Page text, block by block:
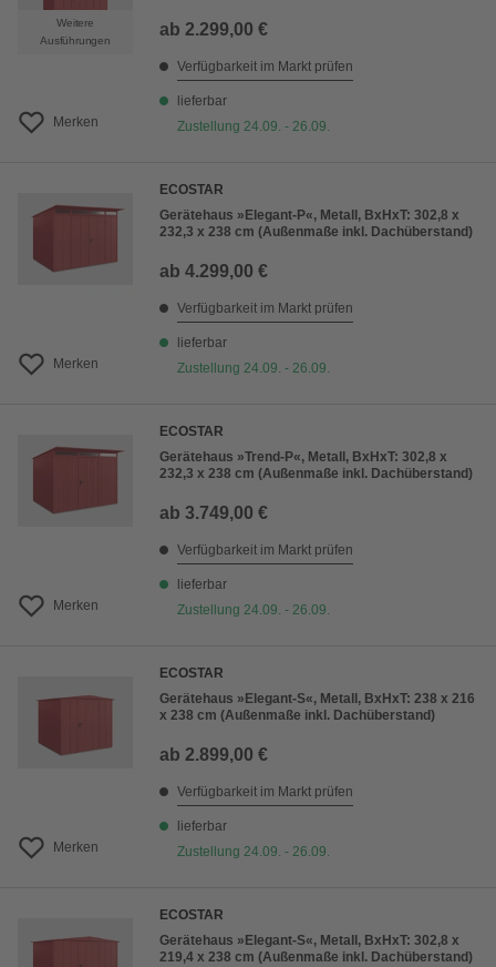
Weitere
Ausführungen
Merken
ab 2.299,00 €
Verfügbarkeit im Markt prüfen
lieferbar
Zustellung 24.09. - 26.09.
Merken
ECOSTAR
Gerätehaus »Elegant-P«, Metall, BxHxT: 302,8 x
232,3 x 238 cm (Außenmaße inkl. Dachüberstand)
ab 4.299,00 €
Verfügbarkeit im Markt prüfen
lieferbar
Zustellung 24.09. - 26.09.
Merken
ECOSTAR
Gerätehaus »Trend-P«, Metall, BxHxT: 302,8 x
232,3 x 238 cm (Außenmaße inkl. Dachüberstand)
ab 3.749,00 €
Verfügbarkeit im Markt prüfen
lieferbar
Zustellung 24.09. - 26.09.
Merken
ECOSTAR
Gerätehaus »Elegant-S«, Metall, BxHxT: 238 x 216
x 238 cm (Außenmaße inkl. Dachüberstand)
ab 2.899,00 €
Verfügbarkeit im Markt prüfen
lieferbar
Zustellung 24.09. - 26.09.
ECOSTAR
Gerätehaus »Elegant-S«, Metall, BxHxT: 302,8 x
219,4 x 238 cm (Außenmaße inkl. Dachüberstand)